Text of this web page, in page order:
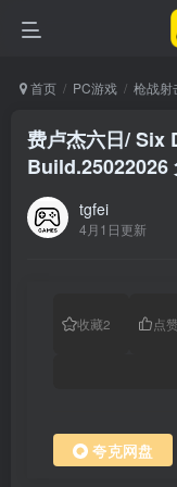
首页 PC游戏 枪战射
费卢杰六日/ Six
Build.25022026
tgfei
4月1日更新
收藏2 点
夸克网盘